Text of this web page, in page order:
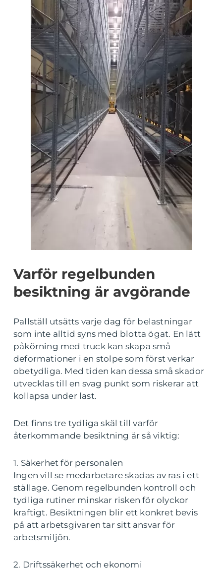
Varför regelbunden
besiktning är avgörande
Pallställ utsätts varje dag för belastningar
som inte alltid syns med blotta ögat. En lätt
påkörning med truck kan skapa små
deformationer i en stolpe som först verkar
obetydliga. Med tiden kan dessa små skador
utvecklas till en svag punkt som riskerar att
kollapsa under last.
Det finns tre tydliga skäl till varför
återkommande besiktning är så viktig:
1. Säkerhet för personalen
Ingen vill se medarbetare skadas av ras i ett
ställage. Genom regelbunden kontroll och
tydliga rutiner minskar risken för olyckor
kraftigt. Besiktningen blir ett konkret bevis
på att arbetsgivaren tar sitt ansvar för
arbetsmiljön.
2. Driftssäkerhet och ekonomi